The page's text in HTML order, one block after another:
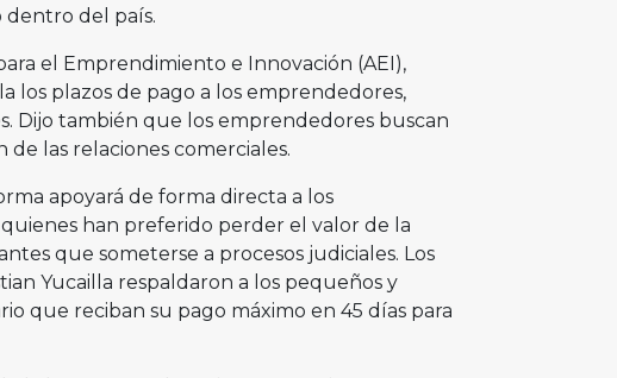
dentro del país.
el Emprendimiento e Innovación (AEI),
los plazos de pago a los emprendedores,
Dijo también que los emprendedores buscan
las relaciones comerciales.
apoyará de forma directa a los
han preferido perder el valor de la
que someterse a procesos judiciales. Los
Yucailla respaldaron a los pequeños y
que reciban su pago máximo en 45 días para